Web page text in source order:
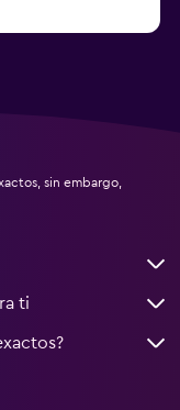
sin embargo,
ti